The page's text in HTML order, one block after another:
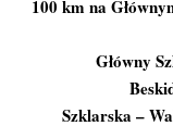
100 km na
Główny
Szklarska –